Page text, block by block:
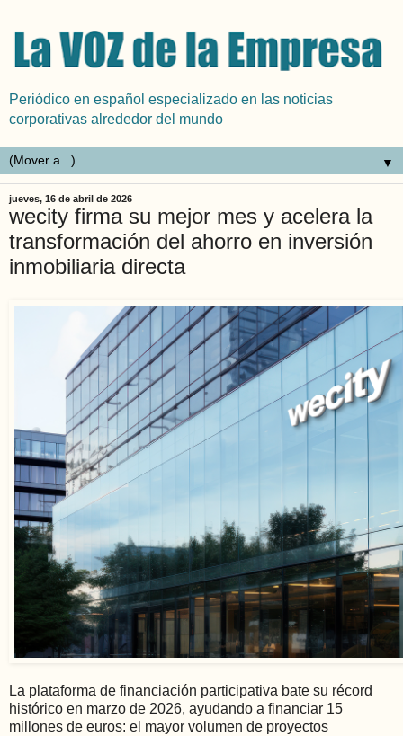
Periódico en español especializado en las noticias
corporativas alrededor del mundo
▼
jueves, 16 de abril de 2026
wecity firma su mejor mes y acelera la
transformación del ahorro en inversión
inmobiliaria directa
La plataforma de financiación participativa bate su récord
histórico en marzo de 2026, ayudando a financiar 15
millones de euros: el mayor volumen de proyectos